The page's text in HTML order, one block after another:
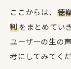
ここからは、 徳
判をまとめてい
ユーザーの生の
考にしてみてく